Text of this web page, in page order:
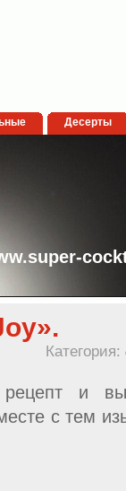
Десерты
Категория:
и
с тем